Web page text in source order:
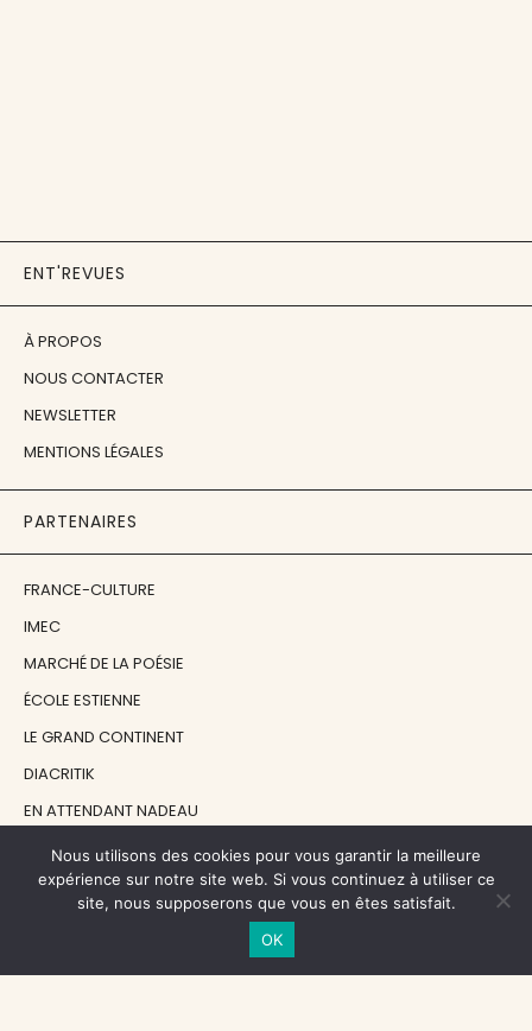
ENT'REVUES
À PROPOS
NOUS CONTACTER
NEWSLETTER
MENTIONS LÉGALES
PARTENAIRES
FRANCE-CULTURE
IMEC
MARCHÉ DE LA POÉSIE
ÉCOLE ESTIENNE
LE GRAND CONTINENT
DIACRITIK
EN ATTENDANT NADEAU
NOS SOUTIENS
Nous utilisons des cookies pour vous garantir la meilleure
expérience sur notre site web. Si vous continuez à utiliser ce
site, nous supposerons que vous en êtes satisfait.
OK